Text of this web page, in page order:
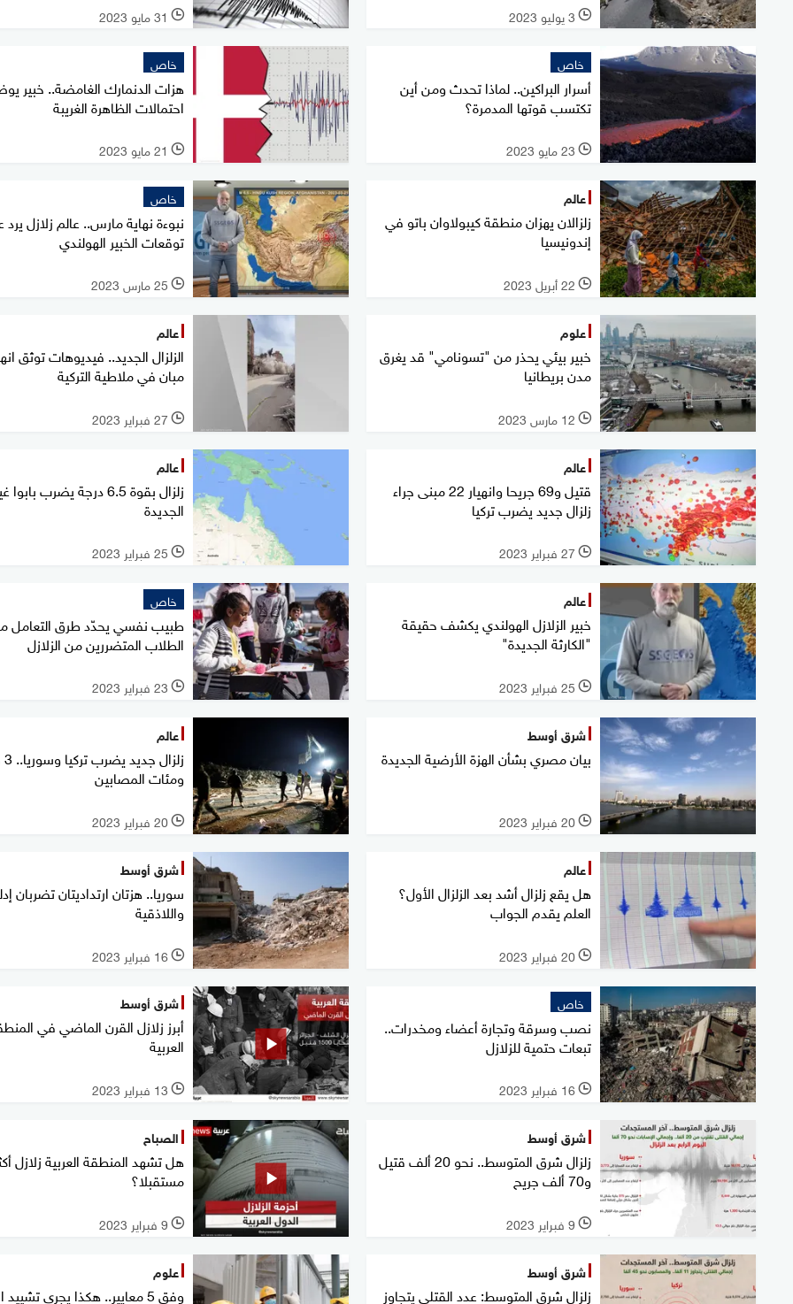
l 3 يوليو 2023 l 31 مايو 2023
خاص
أسرار البراكين.. لماذا تحدث ومن أين
تكتسب قوتها المدمرة؟
l 23 مايو 2023
خاص
هزات الدنمارك الغامضة.. خبير
احتمالات الظاهرة الغريبة
l 21 مايو 2023
عالم
زلزالان يهزان منطقة كيبولاوان باتو في
إندونيسيا
l 22 أبريل 2023
خاص
نبوءة نهاية مارس.. عالم زلازل
توقعات الخبير الهولندي
l 25 مارس 2023
علوم
خبير بيئي يحذر من "تسونامي" قد يغرق
مدن بريطانيا
l 12 مارس 2023
عالم
الزلزال الجديد.. فيديوهات توثق
مبان في ملاطية التركية
l 27 فبراير 2023
عالم
قتيل و69 جريحا وانهيار 22 مبنى جراء
زلزال جديد يضرب تركيا
l 27 فبراير 2023
عالم
زلزال بقوة 6.5 درجة يضرب بابوا
الجديدة
l 25 فبراير 2023
عالم
خبير الزلازل الهولندي يكشف حقيقة
"الكارثة الجديدة"
l 25 فبراير 2023
خاص
طبيب نفسي يحدّد طرق التعامل
الطلاب المتضررين من الزلازل
l 23 فبراير 2023
شرق أوسط
بيان مصري بشأن الهزة الأرضية الجديدة
l 20 فبراير 2023
عالم
ومئات المصابين
l 20 فبراير 2023
عالم
هل يقع زلزال أشد بعد الزلزال الأول؟
العلم يقدم الجواب
l 20 فبراير 2023
شرق أوسط
سوريا.. هزتان ارتداديتان تضربان
واللاذقية
l 16 فبراير 2023
خاص
نصب وسرقة وتجارة أعضاء ومخدرات..
تبعات حتمية للزلازل
l 16 فبراير 2023
شرق أوسط
أبرز زلازل القرن الماضي في
العربية
l 13 فبراير 2023
شرق أوسط
زلزال شرق المتوسط.. نحو 20 ألف قتيل
و70 ألف جريح
l 9 فبراير 2023
الصباح
هل تشهد المنطقة العربية زلازل
مستقبلا؟
l 9 فبراير 2023
شرق أوسط
زلزال شرق المتوسط: عدد القتلى يتجاوز
علوم
وفق 5 معايير.. هكذا يجري تشييد